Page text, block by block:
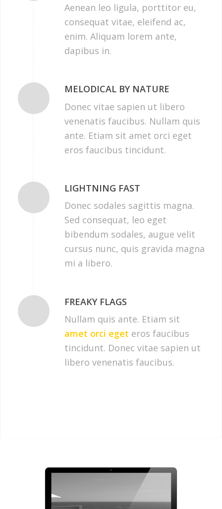
Aenean leo ligula, porttitor eu,
consequat vitae, eleifend ac,
enim. Aliquam lorem ante,
dapibus in.
MELODICAL BY NATURE
Donec vitae sapien ut libero
venenatis faucibus. Nullam quis
ante. Etiam sit amet orci eget
eros faucibus tincidunt.
LIGHTNING FAST
Donec sodales sagittis magna.
Sed consequat, leo eget
bibendum sodales, augue velit
cursus nunc, quis gravida magna
mi a libero.
FREAKY FLAGS
Nullam quis ante. Etiam sit
amet orci eget eros faucibus
tincidunt. Donec vitae sapien ut
libero venenatis faucibus.